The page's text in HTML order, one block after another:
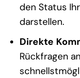
den Status
darstellen.
Direkte
Rückfragen